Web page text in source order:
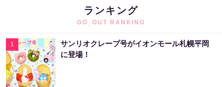
ランキング
GO_OUT RANKING
1
サンリオクレープ号がイオンモール札幌平岡
に登場！